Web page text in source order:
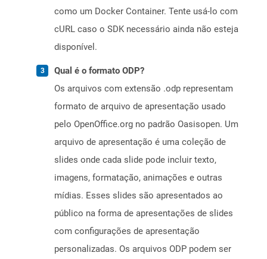
como um Docker Container. Tente usá-lo com
cURL caso o SDK necessário ainda não esteja
disponível.
Qual é o formato ODP?
Os arquivos com extensão .odp representam
formato de arquivo de apresentação usado
pelo OpenOffice.org no padrão Oasisopen. Um
arquivo de apresentação é uma coleção de
slides onde cada slide pode incluir texto,
imagens, formatação, animações e outras
mídias. Esses slides são apresentados ao
público na forma de apresentações de slides
com configurações de apresentação
personalizadas. Os arquivos ODP podem ser